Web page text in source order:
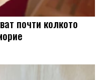
почти колкото